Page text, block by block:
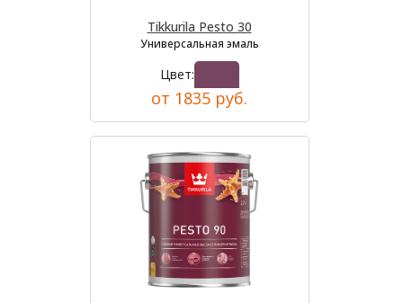
Tikkurila Pesto 30
Универсальная эмаль
Цвет:
от 1835 руб.